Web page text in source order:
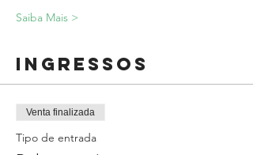
Saiba Mais >
Ingressos
Venta finalizada
Tipo de entrada